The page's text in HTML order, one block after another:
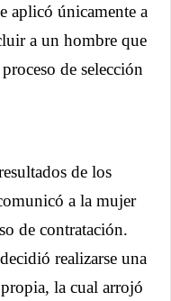
aplicó únicamente a
a un hombre que
de selección
de los
a la mujer
de contratación.
realizarse una
la cual arrojó